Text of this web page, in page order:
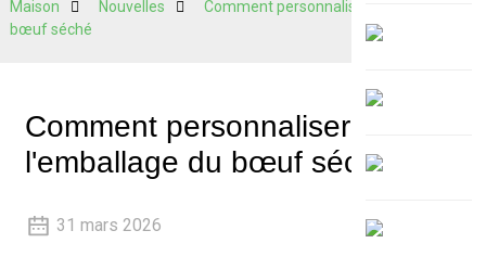
Maison Nouvelles
Comment personnaliser l'emballage du
bœuf séché
Comment personnaliser
l'emballage du bœuf séché
31 mars 2026